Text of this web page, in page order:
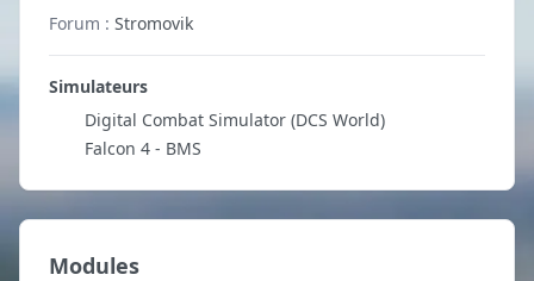
Forum : Stromovik
Simulateurs
Digital Combat Simulator (DCS World)
Falcon 4 - BMS
Modules